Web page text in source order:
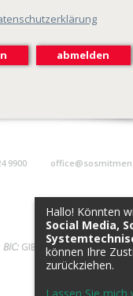
9900
BIC: GIBAATWWXXX
Hallo! Könnten
Social Media,
können Ihre
zurückziehen.